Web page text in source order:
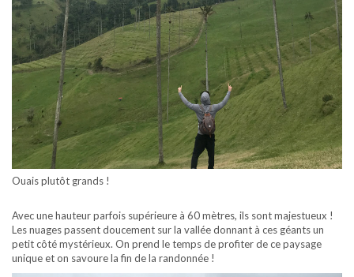
Ouais plutôt grands !
Avec une hauteur parfois supérieure à 60 mètres, ils sont majestueux !
Les nuages passent doucement sur la vallée donnant à ces géants un
petit côté mystérieux. On prend le temps de profiter de ce paysage
unique et on savoure la fin de la randonnée !